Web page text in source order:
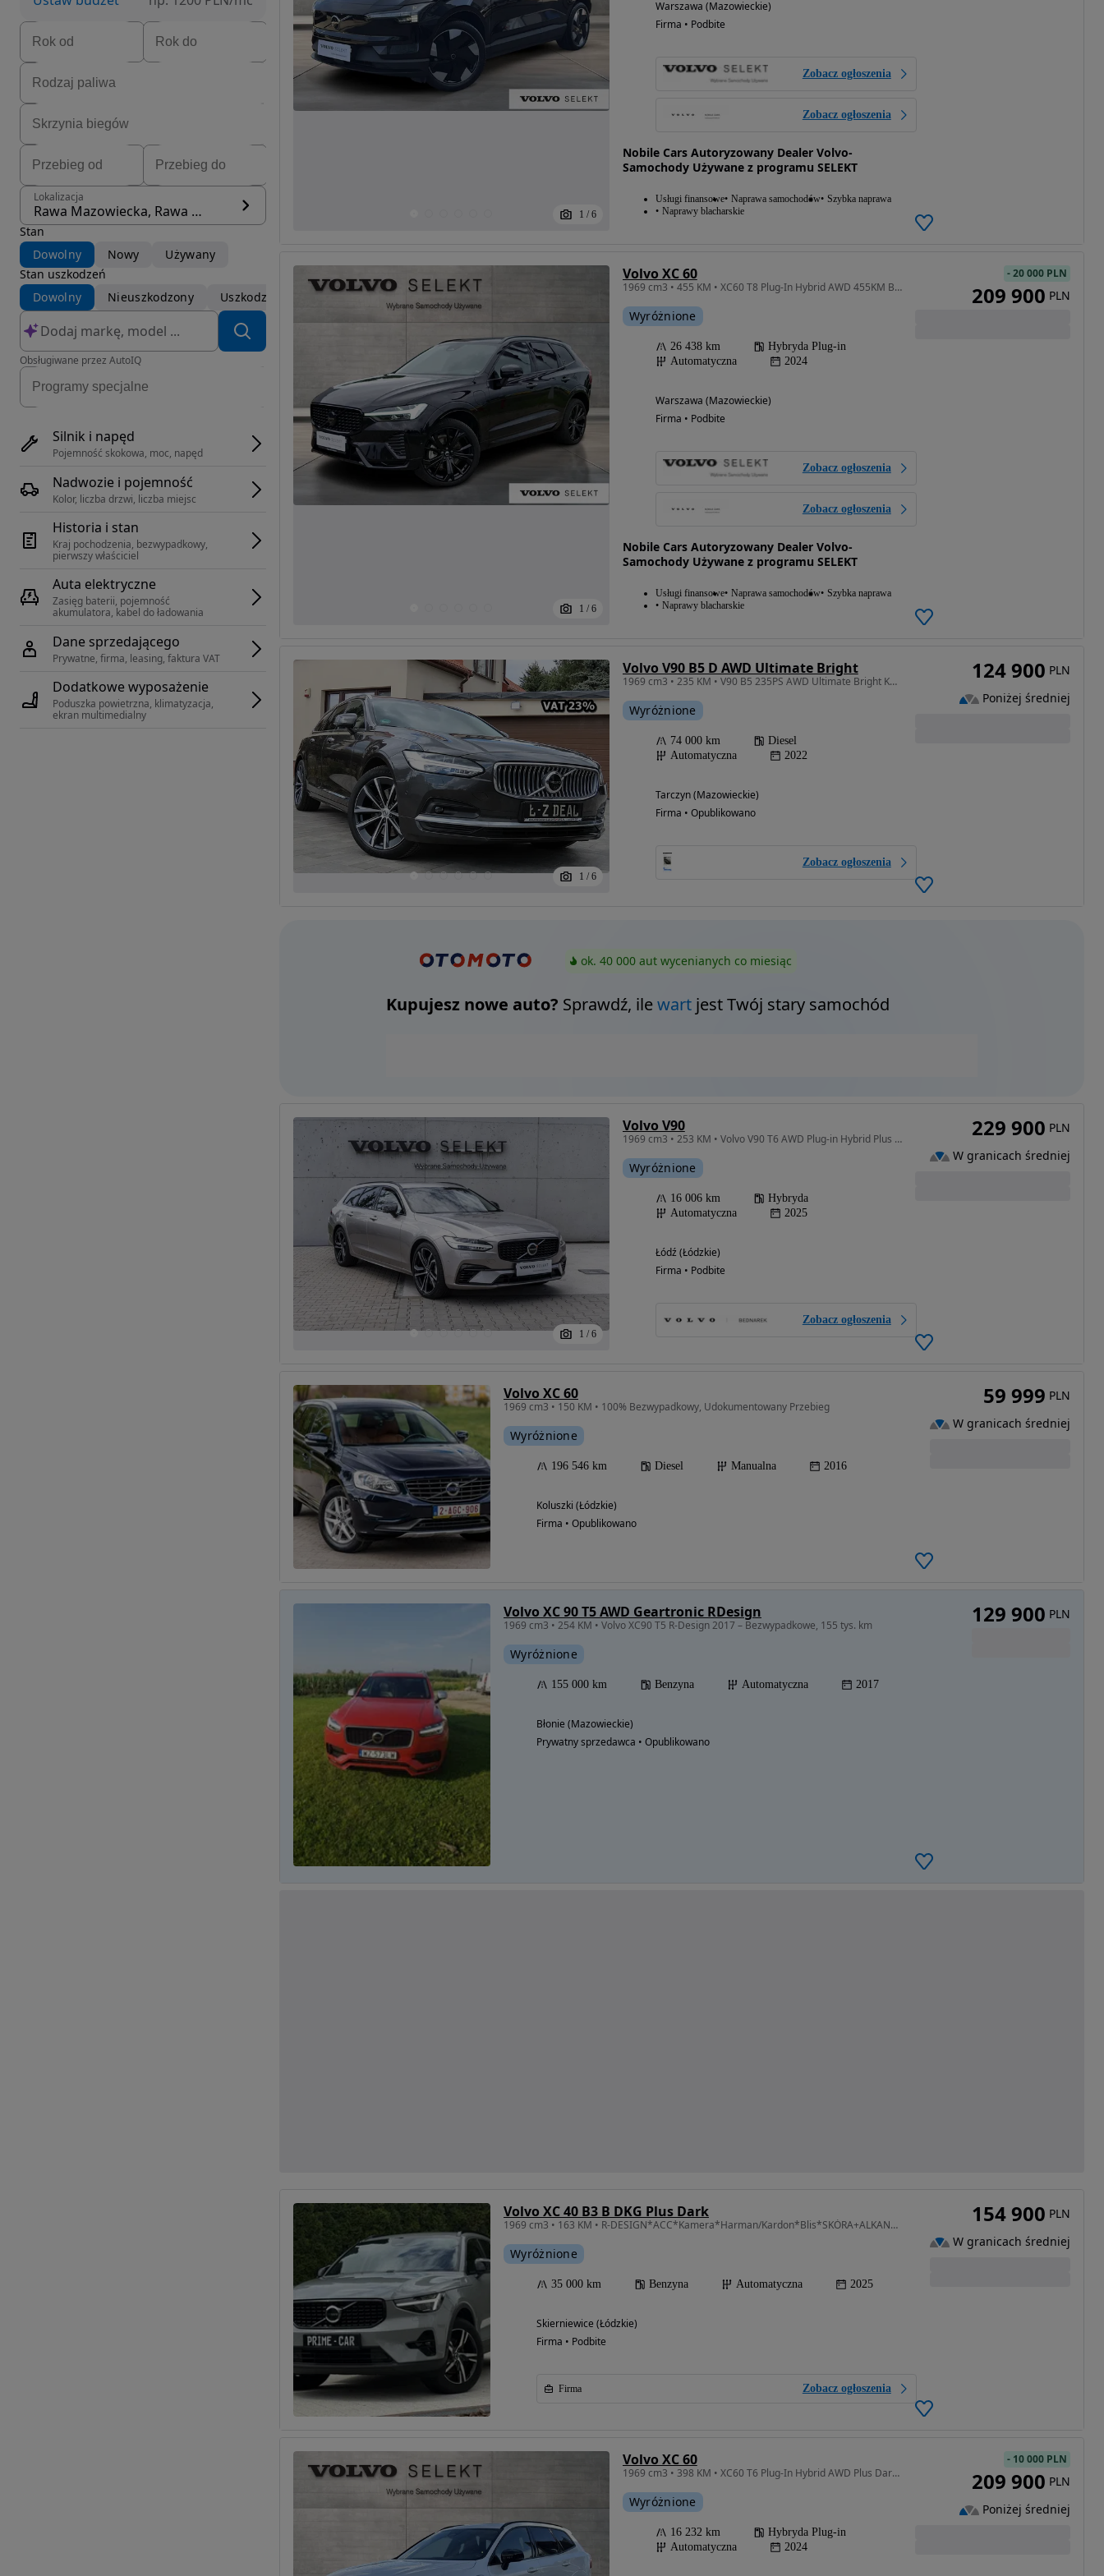
Lokalizacja
Rawa Mazowiecka, Rawa Mazowiecka
Stan
Dowolny
Nowy
Używany
Stan uszkodzeń
Dowolny
Nieuszkodzony Uszkodzony
Obsługiwane przez AutoIQ
Silnik i napęd
Pojemność skokowa, moc, napęd
Nadwozie i pojemność
Kolor, liczba drzwi, liczba miejsc
Historia i stan
Kraj pochodzenia, bezwypadkowy,
pierwszy właściciel
Auta elektryczne
Zasięg baterii, pojemność
akumulatora, kabel do ładowania
Dane sprzedającego
Prywatne, firma, leasing, faktura VAT
Dodatkowe wyposażenie
Poduszka powietrzna, klimatyzacja,
ekran multimedialny
1 / 6
Warszawa (Mazowieckie)
Firma • Podbite
Zobacz ogłoszenia
Zobacz ogłoszenia
Nobile Cars Autoryzowany Dealer Volvo-
Samochody Używane z programu SELEKT
Usługi finansowe Naprawa samochodów Szybka naprawa
Naprawy blacharskie
1 / 6
Volvo XC 60
1969 cm3 • 455 KM • XC60 T8 Plug-In Hybrid AWD 455KM Black Edition aut Pakiet Climate, Hak
Wyróżnione
26 438 km
Hybryda Plug-in
Automatyczna
2024
Warszawa (Mazowieckie)
Firma • Podbite
Zobacz ogłoszenia
Zobacz ogłoszenia
Nobile Cars Autoryzowany Dealer Volvo-
Samochody Używane z programu SELEKT
Usługi finansowe Naprawa samochodów Szybka naprawa
Naprawy blacharskie
-20 000 PLN
209 900 PLN
1 / 6
Volvo V90 B5 D AWD Ultimate Bright
1969 cm3 • 235 KM • V90 B5 235PS AWD Ultimate Bright Kamery360 Pano Pneumatyka 74TKM
Wyróżnione
74 000 km
Diesel
Automatyczna
2022
Tarczyn (Mazowieckie)
Firma • Opublikowano
Zobacz ogłoszenia
124 900 PLN
Poniżej średniej
ok. 40 000 aut wycenianych co miesiąc
Kupujesz nowe auto? Sprawdź, ilewartjest Twój stary samochód
1 / 6
Volvo V90
1969 cm3 • 253 KM • Volvo V90 T6 AWD Plug-in Hybrid Plus Dark Fv23%
Wyróżnione
16 006 km
Hybryda
Automatyczna
2025
Łódź (Łódzkie)
Firma • Podbite
Zobacz ogłoszenia
229 900 PLN
W granicach średniej
Volvo XC 60
1969 cm3 • 150 KM • 100% Bezwypadkowy, Udokumentowany Przebieg
Wyróżnione
196 546 km Diesel Manualna 2016
Koluszki (Łódzkie)
Firma • Opublikowano
59 999 PLN
W granicach średniej
Volvo XC 90 T5 AWD Geartronic RDesign
1969 cm3 • 254 KM • Volvo XC90 T5 R-Design 2017 – Bezwypadkowe, 155 tys. km
Wyróżnione
155 000 km Benzyna Automatyczna 2017
Błonie (Mazowieckie)
Prywatny sprzedawca • Opublikowano
129 900 PLN
Volvo XC 40 B3 B DKG Plus Dark
1969 cm3 • 163 KM • R-DESIGN*ACC*Kamera*Harman/Kardon*Blis*SKÓRA+ALKANTARA*ALU_R18*
Wyróżnione
35 000 km Benzyna Automatyczna 2025
Skierniewice (Łódzkie)
Firma • Podbite
Firma Zobacz ogłoszenia
154 900 PLN
W granicach średniej
Volvo XC 60
1969 cm3 • 398 KM • XC60 T6 Plug-In Hybrid AWD Plus Dark aut Pakiet CLIMATE HARMAN KARDON
Wyróżnione
16 232 km
Hybryda Plug-in
Automatyczna
2024
- 10 000 PLN
209 900 PLN
Poniżej średniej